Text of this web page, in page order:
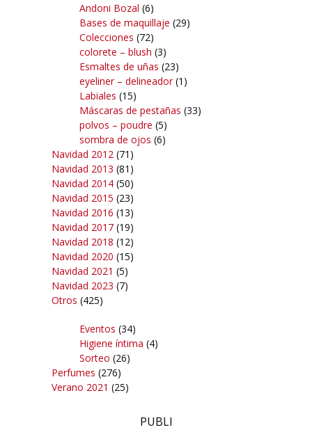
Andoni Bozal (6)
Bases de maquillaje (29)
Colecciones (72)
colorete – blush (3)
Esmaltes de uñas (23)
eyeliner – delineador(1)
Labiales (15)
Máscaras de pestañas (33)
polvos – poudre (5)
sombra de ojos (6)
Navidad 2012 (71)
Navidad 2013 (81)
Navidad 2014 (50)
Navidad 2015 (23)
Navidad 2016 (13)
Navidad 2017 (19)
Navidad 2018 (12)
Navidad 2020 (15)
Navidad 2021 (5)
Navidad 2023 (7)
Otros (425)
Eventos (34)
Higiene íntima (4)
Sorteo (26)
Perfumes (276)
Verano 2021 (25)
PUBLI